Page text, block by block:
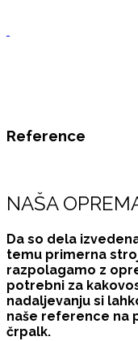
Reference
NAŠA
Da so dela
temu primerna
razpolagamo z
potrebni za
nadaljevanju si
naše reference na
črpalk.